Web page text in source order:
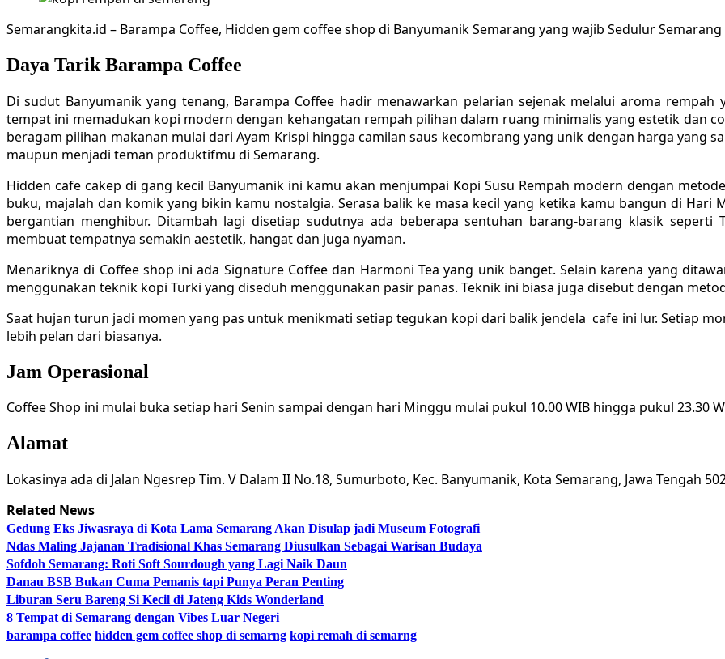
Semarangkita.id – Barampa Coffee, Hidden gem coffee shop di Banyumanik Semarang yang wajib Sedulur
Daya Tarik Barampa Coffee
Di sudut Banyumanik yang tenang, Barampa Coffee hadir menawarkan pelarian sejenak melalui aroma rempah
tempat ini memadukan kopi modern dengan kehangatan rempah pilihan dalam ruang minimalis yang estetik dan
beragam pilihan makanan mulai dari Ayam Krispi hingga camilan saus kecombrang yang unik dengan harga yang
maupun menjadi teman produktifmu di Semarang.
Hidden cafe cakep di gang kecil Banyumanik ini kamu akan menjumpai Kopi Susu Rempah modern dengan
buku, majalah dan komik yang bikin kamu nostalgia. Serasa balik ke masa kecil yang ketika kamu bangun di
bergantian menghibur. Ditambah lagi disetiap sudutnya ada beberapa sentuhan barang-barang klasik seperti
membuat tempatnya semakin aestetik, hangat dan juga nyaman.
Menariknya di Coffee shop ini ada Signature Coffee dan Harmoni Tea yang unik banget. Selain karena yang
menggunakan teknik kopi Turki yang diseduh menggunakan pasir panas. Teknik ini biasa juga disebut dengan
Saat hujan turun jadi momen yang pas untuk menikmati setiap tegukan kopi dari balik jendela cafe ini lur. Setiap
lebih pelan dari biasanya.
Jam Operasional
Coffee Shop ini mulai buka setiap hari Senin sampai dengan hari Minggu mulai pukul 10.00 WIB hingga pukul 23.30
Alamat
Lokasinya ada di Jalan Ngesrep Tim. V Dalam II No.18, Sumurboto, Kec. Banyumanik, Kota Semarang, Jawa Tengah
Related News
Gedung Eks Jiwasraya di Kota Lama Semarang Akan Disulap jadi Museum Fotografi
Ndas Maling Jajanan Tradisional Khas Semarang Diusulkan Sebagai Warisan Budaya
Sofdoh Semarang: Roti Soft Sourdough yang Lagi Naik Daun
Danau BSB Bukan Cuma Pemanis tapi Punya Peran Penting
Liburan Seru Bareng Si Kecil di Jateng Kids Wonderland
8 Tempat di Semarang dengan Vibes Luar Negeri
barampa coffee hidden gem coffee shop di semarng kopi remah di semarng